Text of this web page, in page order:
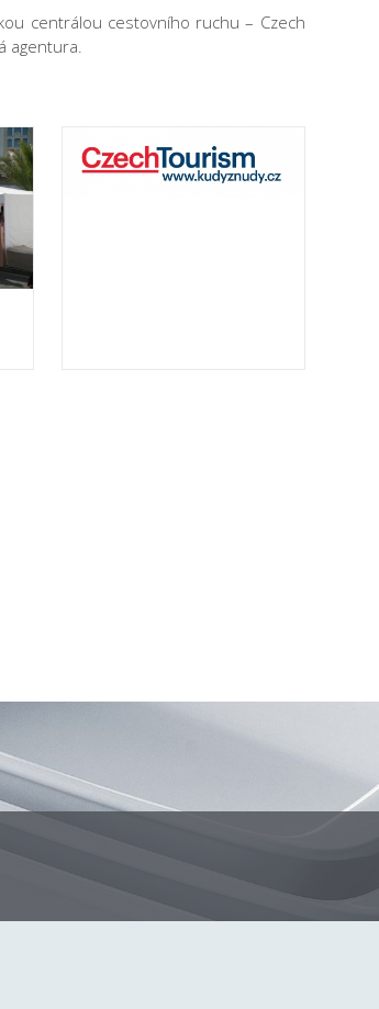
centrálou cestovního ruchu – Czech
agentura.